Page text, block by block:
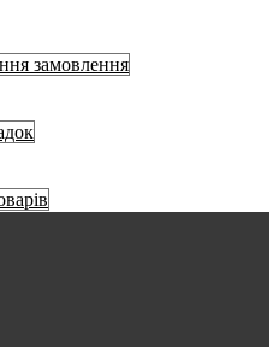
замовлення